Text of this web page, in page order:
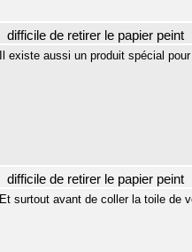
difficile de retirer le papier peint
Il existe aussi un produit spécial
difficile de retirer le papier peint
Et surtout avant de coller la toile de